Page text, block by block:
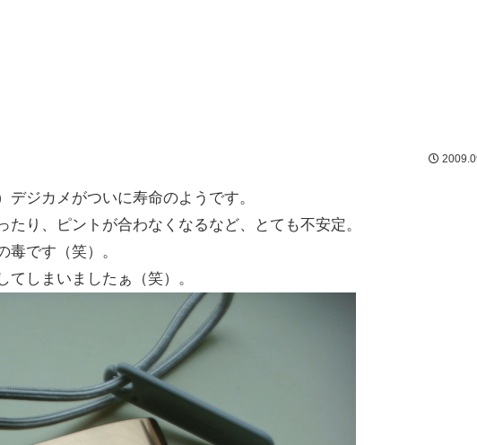
ジカメがついに寿命のようです。
たり、ピントが合わなくなるなど、とても不安定。
毒です（笑）。
しまいましたぁ（笑）。